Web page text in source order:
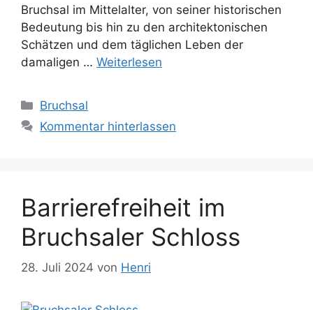
Bruchsal im Mittelalter, von seiner historischen
Bedeutung bis hin zu den architektonischen
Schätzen und dem täglichen Leben der
damaligen … Weiterlesen
Kategorien
Bruchsal
Kommentar hinterlassen
Barrierefreiheit im
Bruchsaler Schloss
28. Juli 2024 von Henri